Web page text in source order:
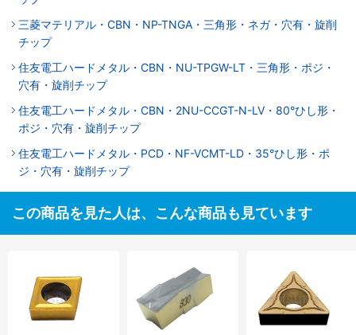
三菱マテリアル・CBN・NP-TNGA・三角形・ネガ・穴有・旋削
チップ
住友電工ハードメタル・CBN・NU-TPGW-LT・三角形・ポジ・
穴有・旋削チップ
住友電工ハードメタル・CBN・2NU-CCGT-N-LV・80°ひし形・
ポジ・穴有・旋削チップ
住友電工ハードメタル・PCD・NF-VCMT-LD・35°ひし形・ポ
ジ・穴有・旋削チップ
この商品を見た人は、こんな商品も見ています